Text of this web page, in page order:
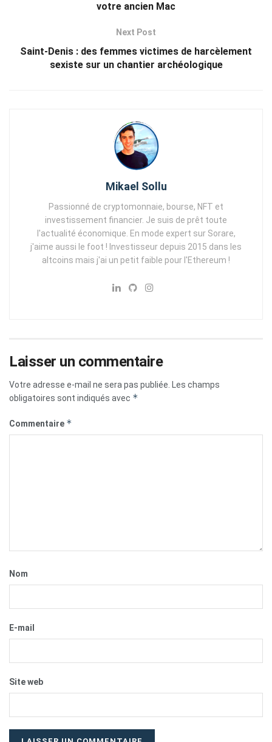
votre ancien Mac
Next Post
Saint-Denis : des femmes victimes de harcèlement
sexiste sur un chantier archéologique
Mikael Sollu
Passionné de cryptomonnaie, bourse, NFT et
investissement financier. Je suis de prêt toute
l'actualité économique. En mode expert sur Sorare,
j'aime aussi le foot ! Investisseur depuis 2015 dans les
altcoins mais j'ai un petit faible pour l'Ethereum !
Laisser un commentaire
Votre adresse e-mail ne sera pas publiée.
Les champs
obligatoires sont indiqués avec *
Commentaire *
Nom
E-mail
Site web